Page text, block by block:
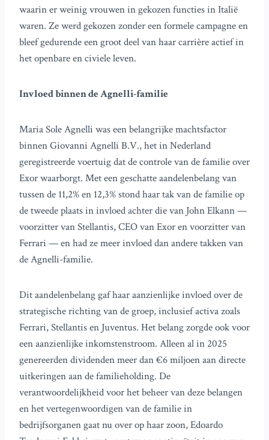
waarin er weinig vrouwen in gekozen functies in Italië
waren. Ze werd gekozen zonder een formele campagne en
bleef gedurende een groot deel van haar carrière actief in
het openbare en civiele leven.
Invloed binnen de Agnelli-familie
Maria Sole Agnelli was een belangrijke machtsfactor
binnen Giovanni Agnelli B.V., het in Nederland
geregistreerde voertuig dat de controle van de familie over
Exor waarborgt. Met een geschatte aandelenbelang van
tussen de 11,2% en 12,3% stond haar tak van de familie op
de tweede plaats in invloed achter die van John Elkann —
voorzitter van Stellantis, CEO van Exor en voorzitter van
Ferrari — en had ze meer invloed dan andere takken van
de Agnelli-familie.
Dit aandelenbelang gaf haar aanzienlijke invloed over de
strategische richting van de groep, inclusief activa zoals
Ferrari, Stellantis en Juventus. Het belang zorgde ook voor
een aanzienlijke inkomstenstroom. Alleen al in 2025
genereerden dividenden meer dan €6 miljoen aan directe
uitkeringen aan de familieholding. De
verantwoordelijkheid voor het beheer van deze belangen
en het vertegenwoordigen van de familie in
bedrijfsorganen gaat nu over op haar zoon, Edoardo